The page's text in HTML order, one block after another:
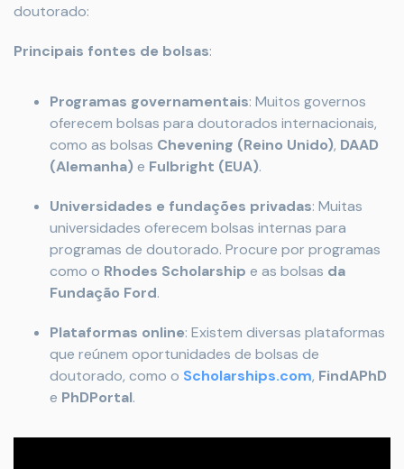
doutorado:
Principais fontes de bolsas:
Programas governamentais: Muitos governos
oferecem bolsas para doutorados internacionais,
como as bolsas Chevening (Reino Unido), DAAD
(Alemanha) e Fulbright (EUA).
Universidades e fundações privadas: Muitas
universidades oferecem bolsas internas para
programas de doutorado. Procure por programas
como o Rhodes Scholarship e as bolsas da
Fundação Ford.
Plataformas online: Existem diversas plataformas
que reúnem oportunidades de bolsas de
doutorado, como o Scholarships.com, FindAPhD
e PhDPortal.